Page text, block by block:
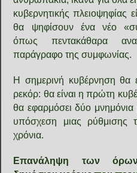
κυβερνητικής πλειοψηφίας
θα ψηφίσουν ένα νέο
όπως πεντακάθαρα
παράγραφο της συμφωνίας.
Η σημερινή κυβέρνηση θα
ρεκόρ: θα είναι η πρώτη
θα εφαρμόσει δύο
υπόσχεση μιας
χρόνια.
Επανάληψη των